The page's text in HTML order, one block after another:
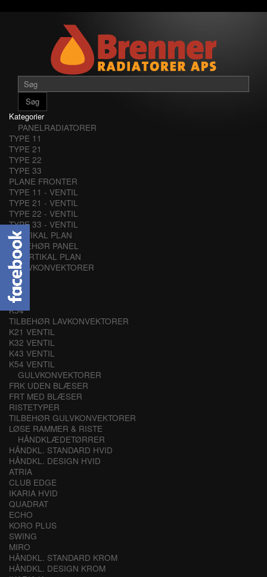
Søg
Kategorier
PANELRADIATORER
TYPE 11
TYPE 21
TYPE 22
TYPE 33
PLANE FRONTER
TYPE 11 - VENTIL
TYPE 21 - VENTIL
TYPE 22 - VENTIL
TYPE 33 - VENTIL
VERTIKAL PLAN
TILBEHØR PANEL
VERTIKAL PLAN
LAVKONVEKTORER
K21
K32
K43
K54
TILBEHØR LAVKONVEKTORER
K21 VENTIL
K32 VENTIL
K43 VENTIL
K54 VENTIL
GULVKONVEKTORER
FRK UDEN BLÆSER
FRT MED BLÆSER
RISTETYPER
TILBEHØR GULVKONVEKTORER
LØSE RAMMER & RISTE
HÅNDKLÆDETØRRER
HÅNDKL. STANDARD HVID
HÅNDKL. DESIGN HVID
ATRIA
CLUB EDGE
IKARIA HVID
QUADRAT
ECHO
KORO PLUS
SWING
MIRO
HÅNDKL. STANDARD KROM
HÅNDKL. DESIGN KROM